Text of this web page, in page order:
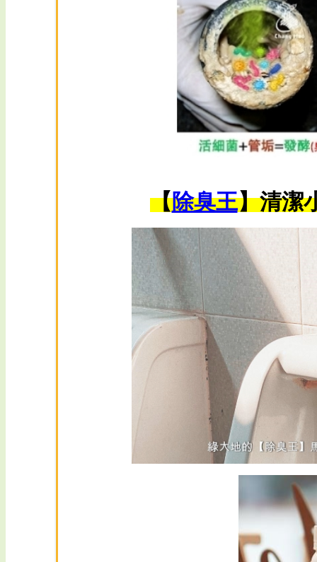
【除臭王】清潔